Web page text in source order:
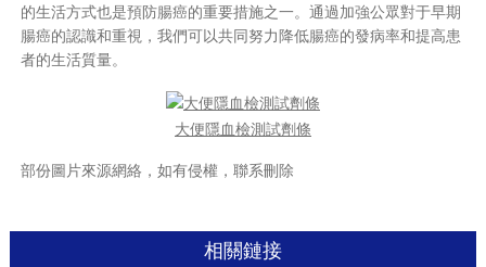
的生活方式也是預防腸癌的重要措施之一。通過加強公眾對于早期
腸癌的認識和重視，我們可以共同努力降低腸癌的發病率和提高患
者的生活質量。
大便隱血檢測試劑條
部份圖片來源網絡，如有侵權，聯系刪除
相關鏈接